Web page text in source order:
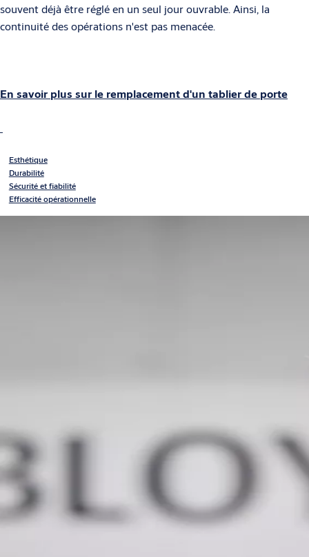
souvent déjà être réglé en un seul jour ouvrable. Ainsi, la
continuité des opérations n'est pas menacée.
En savoir plus sur le remplacement d'un tablier de porte
Esthétique
Durabilité
Sécurité et fiabilité
Efficacité opérationnelle